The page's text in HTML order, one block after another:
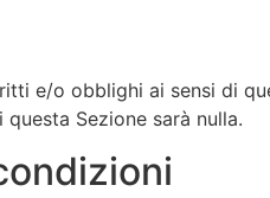
e/o obblighi ai sensi di
Sezione sarà nulla.